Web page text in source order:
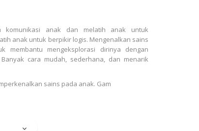
komunikasi anak dan melatih anak untuk
anak untuk berpikir logis. Mengenalkan sains
mengeksplorasi dirinya dengan
cara mudah, sederhana, dan menarik
sains pada anak. Gam